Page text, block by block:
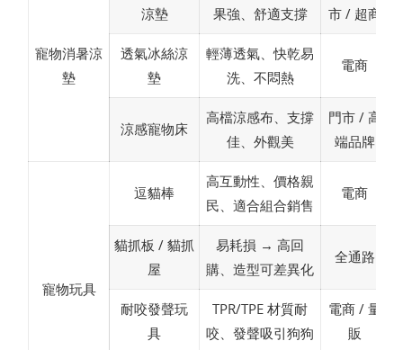
寵物消暑涼
墊
涼墊
果強、舒適支撐
市 / 超商
透氣冰絲涼
墊
輕薄透氣、快乾易
洗、不悶熱
電商
涼感寵物床
高檔涼感布、支撐
佳、外觀美
門市 / 高
端品牌
寵物玩具
逗貓棒
高互動性、價格親
民、適合組合銷售
電商
貓抓板 / 貓抓
屋
易耗損 → 高回
購、造型可差異化
全通路
耐咬發聲玩
具
TPR/TPE 材質耐
咬、發聲吸引狗狗
電商 / 量
販